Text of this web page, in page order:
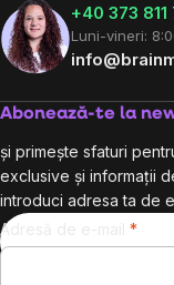
+40 373 811
Luni-vineri:
Abonează-te la
și primește sfaturi
exclusive și informații
introduci adresa ta de
Adresă de e-mail